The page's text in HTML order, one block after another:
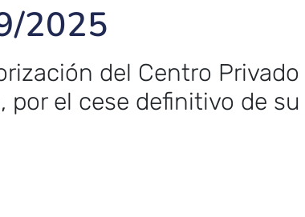
2025
del Centro
por el cese definitivo de